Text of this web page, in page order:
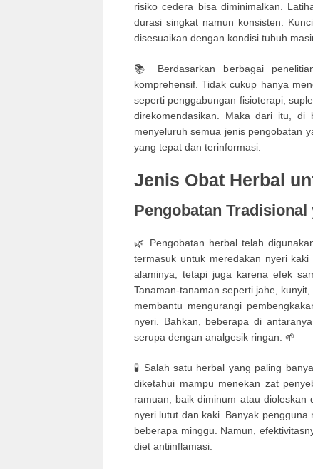
risiko cedera bisa diminimalkan.
durasi singkat namun konsisten.
disesuaikan dengan kondisi tubuh
📚 Berdasarkan berbagai
komprehensif. Tidak cukup hanya
seperti penggabungan fisioterapi,
direkomendasikan. Maka dari itu, di
menyeluruh semua jenis pengobatan
yang tepat dan terinformasi.
Jenis Obat Herbal
Pengobatan
🌿 Pengobatan herbal telah
termasuk untuk meredakan nyeri
alaminya, tetapi juga karena efek
Tanaman-tanaman seperti jahe,
membantu mengurangi
nyeri. Bahkan, beberapa di
serupa dengan analgesik ringan. 🌱
🧪 Salah satu herbal yang paling
diketahui mampu menekan zat
ramuan, baik diminum atau
nyeri lutut dan kaki. Banyak
beberapa minggu. Namun,
diet antiinflamasi.